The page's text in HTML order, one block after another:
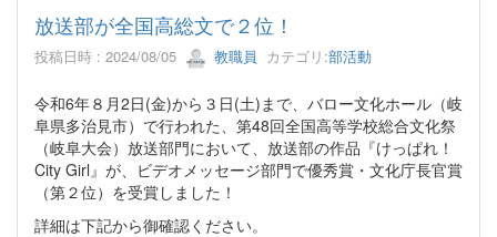
放送部が全国高総文で２位！
投稿日時 : 2024/08/05 教職員 カテゴリ:部活動
令和6年８月2日(金)から３日(土)まで、バロー文化ホール（岐
阜県多治見市）で行われた、第48回全国高等学校総合文化祭
（岐阜大会）放送部門において、放送部の作品『けっぱれ！
City Girl』が、ビデオメッセージ部門で優秀賞・文化庁長官賞
（第２位）を受賞しました！
詳細は下記から御確認ください。